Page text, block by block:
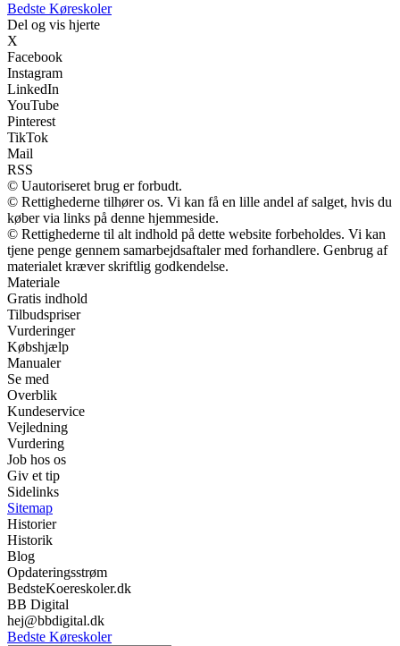
Bedste Køreskoler
Del og vis hjerte
X
Facebook
Instagram
LinkedIn
YouTube
Pinterest
TikTok
Mail
RSS
© Uautoriseret brug er forbudt.
© Rettighederne tilhører os. Vi kan få en lille andel af salget, hvis du
køber via links på denne hjemmeside.
© Rettighederne til alt indhold på dette website forbeholdes. Vi kan
tjene penge gennem samarbejdsaftaler med forhandlere. Genbrug af
materialet kræver skriftlig godkendelse.
Materiale
Gratis indhold
Tilbudspriser
Vurderinger
Købshjælp
Manualer
Se med
Overblik
Kundeservice
Vejledning
Vurdering
Job hos os
Giv et tip
Sidelinks
Sitemap
Historier
Historik
Blog
Opdateringsstrøm
BedsteKoereskoler.dk
BB Digital
hej@bbdigital.dk
Bedste Køreskoler